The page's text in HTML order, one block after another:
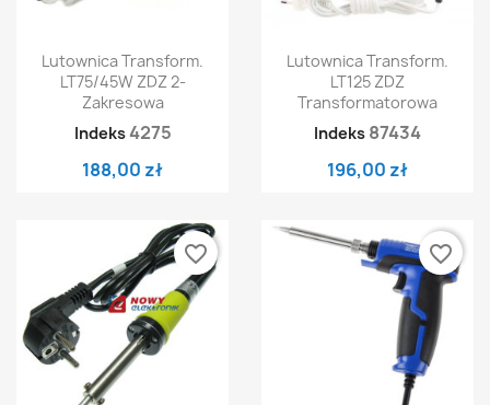
Lutownica Transform.
LT75/45W ZDZ 2-
Zakresowa
Indeks 4275
188,00 zł
Lutownica Transform.
LT125 ZDZ
Transformatorowa
Indeks 87434
196,00 zł
favorite_border favorite_border